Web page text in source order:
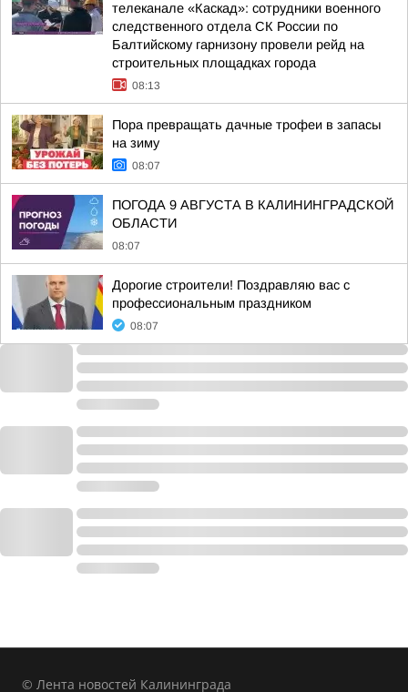
телеканале «Каскад»: сотрудники военного
следственного отдела СК России по
Балтийскому гарнизону провели рейд на
строительных площадках города
08:13
Пора превращать дачные трофеи в запасы
на зиму
08:07
ПОГОДА 9 АВГУСТА В КАЛИНИНГРАДСКОЙ
ОБЛАСТИ
08:07
Дорогие строители! Поздравляю вас с
профессиональным праздником
08:07
© Лента новостей Калининграда